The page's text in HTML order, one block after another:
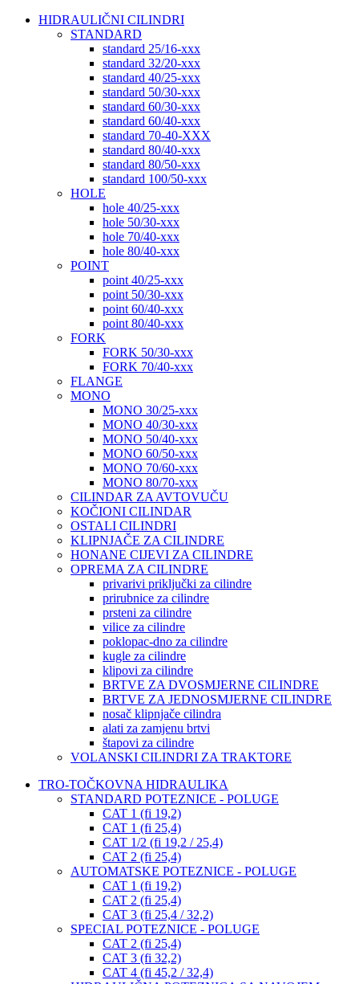
HIDRAULIČNI CILINDRI
STANDARD
standard 25/16-xxx
standard 32/20-xxx
standard 40/25-xxx
standard 50/30-xxx
standard 60/30-xxx
standard 60/40-xxx
standard 70-40-XXX
standard 80/40-xxx
standard 80/50-xxx
standard 100/50-xxx
HOLE
hole 40/25-xxx
hole 50/30-xxx
hole 70/40-xxx
hole 80/40-xxx
POINT
point 40/25-xxx
point 50/30-xxx
point 60/40-xxx
point 80/40-xxx
FORK
FORK 50/30-xxx
FORK 70/40-xxx
FLANGE
MONO
MONO 30/25-xxx
MONO 40/30-xxx
MONO 50/40-xxx
MONO 60/50-xxx
MONO 70/60-xxx
MONO 80/70-xxx
CILINDAR ZA AVTOVUČU
KOČIONI CILINDAR
OSTALI CILINDRI
KLIPNJAČE ZA CILINDRE
HONANE CIJEVI ZA CILINDRE
OPREMA ZA CILINDRE
privarivi priključki za cilindre
prirubnice za cilindre
prsteni za cilindre
vilice za cilindre
poklopac-dno za cilindre
kugle za cilindre
klipovi za cilindre
BRTVE ZA DVOSMJERNE CILINDRE
BRTVE ZA JEDNOSMJERNE CILINDRE
nosač klipnjače cilindra
alati za zamjenu brtvi
štapovi za cilindre
VOLANSKI CILINDRI ZA TRAKTORE
TRO-TOČKOVNA HIDRAULIKA
STANDARD POTEZNICE - POLUGE
CAT 1 (fi 19,2)
CAT 1 (fi 25,4)
CAT 1/2 (fi 19,2 / 25,4)
CAT 2 (fi 25,4)
AUTOMATSKE POTEZNICE - POLUGE
CAT 1 (fi 19,2)
CAT 2 (fi 25,4)
CAT 3 (fi 25,4 / 32,2)
SPECIAL POTEZNICE - POLUGE
CAT 2 (fi 25,4)
CAT 3 (fi 32,2)
CAT 4 (fi 45,2 / 32,4)